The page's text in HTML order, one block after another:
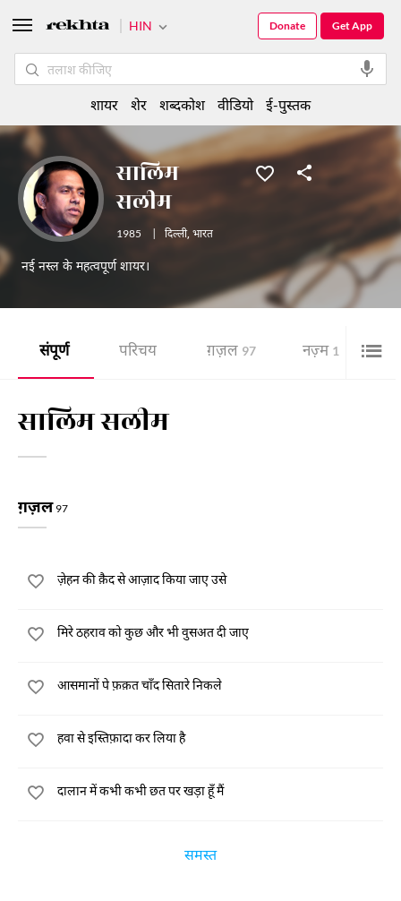
सालिम
सलीम
1985 दिल्ली,भारत
नई नस्ल के महत्वपूर्ण शायर।
संपूर्ण परिचय ग़ज़ल 97 नज़्म 1
सालिम सलीम
ग़ज़ल 97
ज़ेहन की क़ैद से आज़ाद किया जाए उसे
मिरे ठहराव को कुछ और भी वुसअत दी जाए
आसमानों पे फ़क़त चाँद सितारे निकले
हवा से इस्तिफ़ादा कर लिया है
दालान में कभी कभी छत पर खड़ा हूँ मैं
समस्त
HIN Get App
Donate
शायर शेर शब्दकोश वीडियो ई-पुस्तक